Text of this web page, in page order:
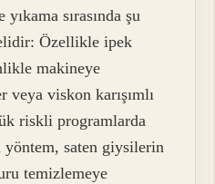
sırasında şu
Özellikle ipek
makineye
veya viskon karışımlı
riskli programlarda
saten giysilerin
temizlemeye